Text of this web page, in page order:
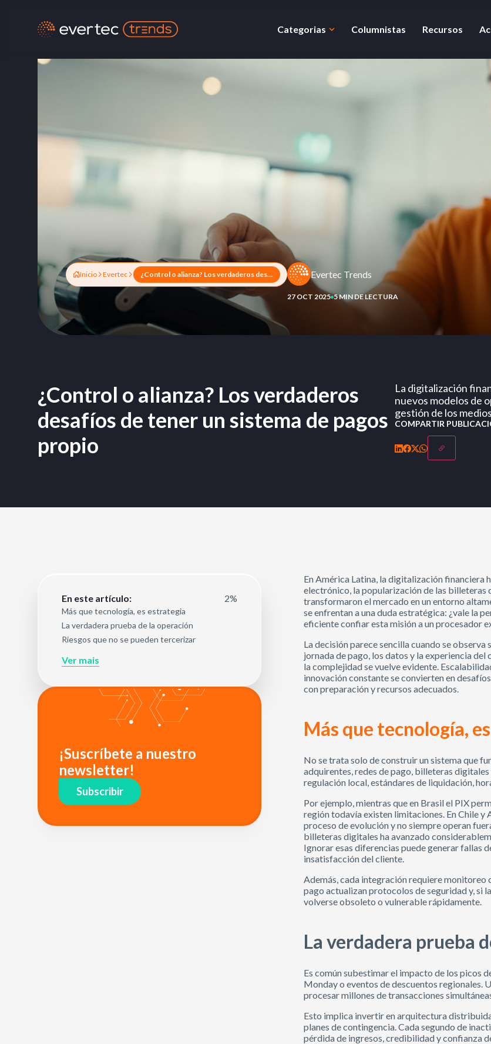
Categorias Columnistas Recursos
Inicio Evertec ¿Control o alianza? Los verdaderos desafíos de tener un sistema de pagos propio Evertec Trends
27 OCT 2025 5 MIN DE LECTURA
¿Control o alianza? Los verdaderos
desafíos de tener un sistema de pagos
propio
La digitalización
nuevos modelos de
gestión de los
COMPARTIR
En este artículo: 2%
Más que tecnología, es estrategia
La verdadera prueba de la operación
Riesgos que no se pueden tercerizar
Ver mais
¡Suscríbete a nuestro
newsletter!
Subscribir
En América Latina, la digitalización financiera
electrónico, la popularización de las billeteras
transformaron el mercado en un entorno
se enfrentan a una duda estratégica: ¿vale la
eficiente confiar esta misión a un procesador
La decisión parece sencilla cuando se
jornada de pago, los datos y la experiencia
la complejidad se vuelve evidente.
innovación constante se convierten en
con preparación y recursos adecuados.
Más que tecnología,
No se trata solo de construir un sistema que
adquirentes, redes de pago, billeteras
regulación local, estándares de liquidación,
Por ejemplo, mientras que en Brasil el PIX
región todavía existen limitaciones. En Chile y
proceso de evolución y no siempre operan
billeteras digitales ha avanzado
Ignorar esas diferencias puede generar fallas
insatisfacción del cliente.
Además, cada integración requiere monitoreo
pago actualizan protocolos de seguridad y, si
volverse obsoleto o vulnerable rápidamente.
La verdadera prueba
Es común subestimar el impacto de los picos
Monday o eventos de descuentos regionales.
procesar millones de transacciones
Esto implica invertir en arquitectura
planes de contingencia. Cada segundo de
pérdida de ingresos, credibilidad y confianza